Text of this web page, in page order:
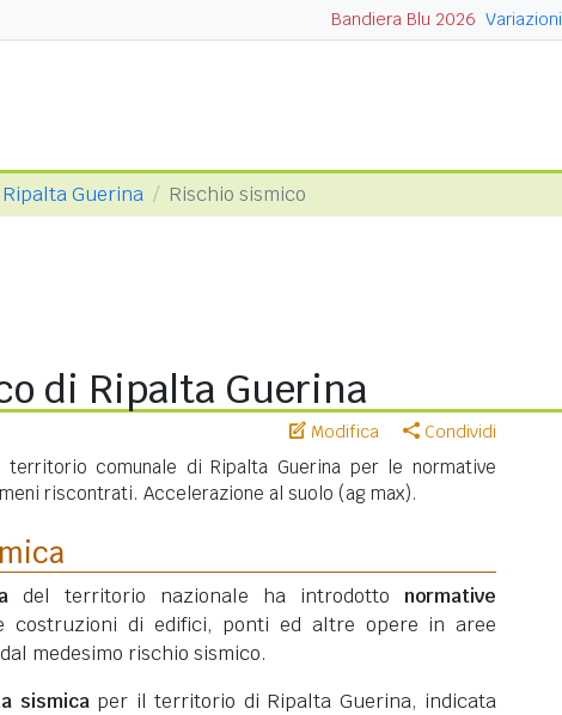
Bandiera Blu 2026 Variazioni
Ripalta Guerina Rischio sismico
di Ripalta Guerina
Modifica Condividi
territorio comunale di Ripalta Guerina per le normative
riscontrati. Accelerazione al suolo (ag max).
del territorio nazionale ha introdotto normative
costruzioni di edifici, ponti ed altre opere in aree
medesimo rischio sismico.
sismicaper il territorio di Ripalta Guerina, indicata